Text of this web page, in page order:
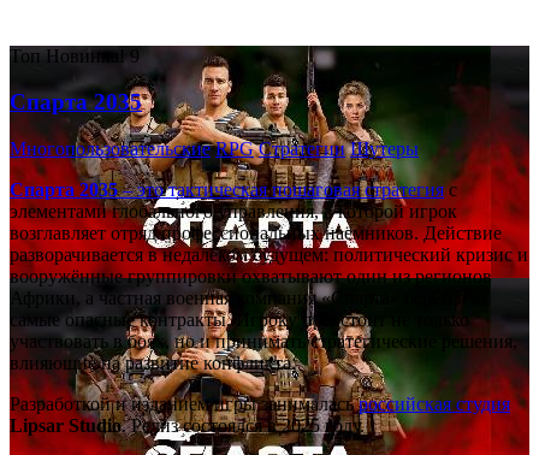
Топ Новинка! 9
Спарта 2035
Многопользовательские RPG Стратегии Шутеры
Спарта 2035– это тактическаяпошаговая стратегияс
элементами глобального управления, в которой игрок
возглавляет отряд профессиональных наёмников. Действие
разворачивается в недалёком будущем: политический кризис и
вооружённые группировки охватывают один из регионов
Африки, а частная военная компания «Спарта» берётся за
самые опасные контракты. Игроку предстоит не только
участвовать в боях, но и принимать стратегические решения,
влияющие на развитие конфликта.
Разработкой и изданием игры занималасьроссийская студия
Lipsar Studio. Релиз состоялся в 2025 году.